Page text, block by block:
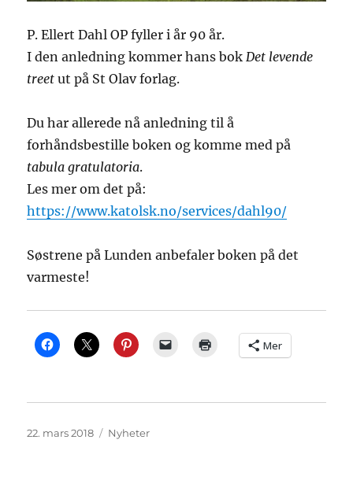
P. Ellert Dahl OP fyller i år 90 år.
I den anledning kommer hans bok Det levende
treet ut på St Olav forlag.
Du har allerede nå anledning til å
forhåndsbestille boken og komme med på
tabula gratulatoria.
Les mer om det på:
https://www.katolsk.no/services/dahl90/
Søstrene på Lunden anbefaler boken på det
varmeste!
Mer
Publisert
22. mars 2018 Kategorier
Nyheter